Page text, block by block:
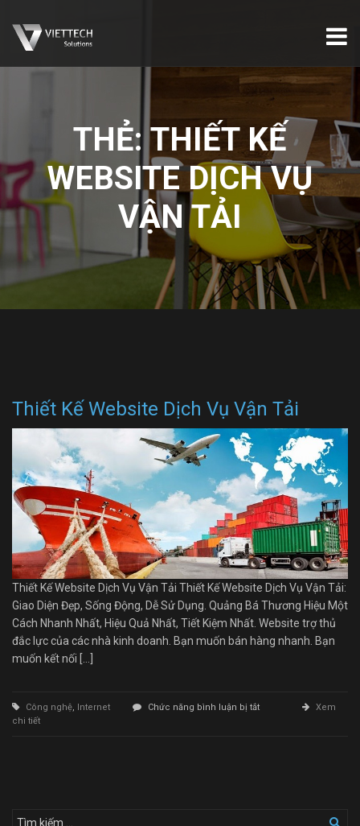
THẺ: THIẾT KẾ
WEBSITE DỊCH VỤ
VẬN TẢI
Thiết Kế Website Dịch Vụ Vận Tải
Thiết Kế Website Dịch Vụ Vận Tải Thiết Kế Website Dịch Vụ Vận Tải:
Giao Diện Đẹp, Sống Động, Dễ Sử Dụng. Quảng Bá Thương Hiệu Một
Cách Nhanh Nhất, Hiệu Quả Nhất, Tiết Kiệm Nhất. Website trợ thủ
đắc lực của các nhà kinh doanh. Bạn muốn bán hàng nhanh. Bạn
muốn kết nối […]
Công nghệ, Internet Chức năng bình luận bị tắtở
Xem
chi tiết